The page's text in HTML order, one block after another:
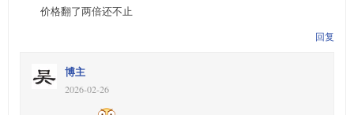
价格翻了两倍还不止
回复
博主
2026-02-26